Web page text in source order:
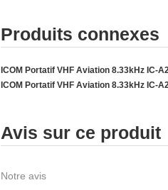
Produits connexes
ICOM Portatif VHF Aviation 8.33kHz IC-
ICOM Portatif VHF Aviation 8.33kHz IC-
Avis sur ce produit
Notre avis